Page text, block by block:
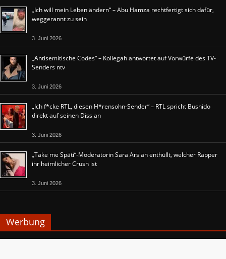
„Ich will mein Leben ändern“ – Abu Hamza rechtfertigt sich dafür,
weggerannt zu sein
3. Juni 2026
„Antisemitische Codes“ – Kollegah antwortet auf Vorwürfe des TV-
Senders ntv
3. Juni 2026
„Ich f*cke RTL, diesen H*rensohn-Sender“ – RTL spricht Bushido
direkt auf seinen Diss an
3. Juni 2026
„Take me Späti“-Moderatorin Sara Arslan enthüllt, welcher Rapper
ihr heimlicher Crush ist
3. Juni 2026
Werbung